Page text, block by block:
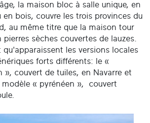
la maison bloc à salle unique, en
en bois, couvre les trois provinces du
au même titre que la maison tour
sèches couvertes de lauzes.
les versions locales
forts différents: le «
», couvert de tuiles, en Navarre et
modèle « pyrénéen », couvert